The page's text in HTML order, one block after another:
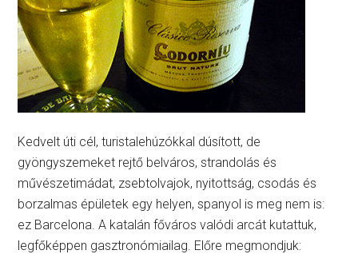
Kedvelt úti cél, turistalehúzókkal dúsított, de
gyöngyszemeket rejtő belváros, strandolás és
művészetimádat, zsebtolvajok, nyitottság, csodás és
borzalmas épületek egy helyen, spanyol is meg nem is:
ez Barcelona. A katalán főváros valódi arcát kutattuk,
legfőképpen gasztronómiailag. Előre megmondjuk: